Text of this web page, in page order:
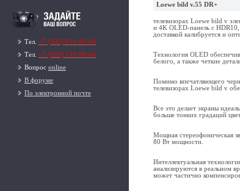
Тел. +7 (495) 951-99-44
Тел. +7 (926) 159-99-44
Вопрос online
В форуме
По электронной почте
Loewe bild v.55 DR+
телевизорах Loewe bild v
и 4K OLED-панель с
доставкой калибруется и
Технология OLED
белого, а также четкие
Помимо впечатляющего
телевизорах Loewe bild v
Все это делает экраны
больше тонких градаций
Мощная стереофоническая
80 Вт мощности.
Интеллектуальная
анализируются в реальном
может частично